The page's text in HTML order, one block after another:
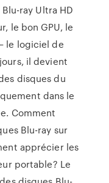
ray Ultra HD
le bon GPU, le
le logiciel de
il devient
disques du
dans le
Comment
Blu-ray sur
apprécier les
portable? Le